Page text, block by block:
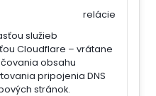
služieb
Cloudflare – vrátane
obsahu
pripojenia DNS
stránok.
relácie